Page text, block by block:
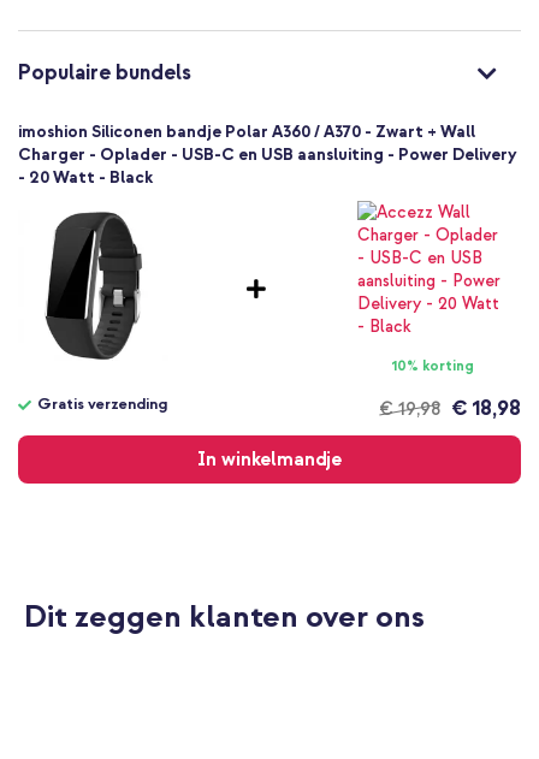
Populaire bundels
imoshion Siliconen bandje Polar A360 / A370 - Zwart + Wall
Charger - Oplader - USB-C en USB aansluiting - Power Delivery
- 20 Watt - Black
10% korting
€ 19,98
Gratis verzending € 18,98
In winkelmandje
verzending
Dit zeggen klanten over ons